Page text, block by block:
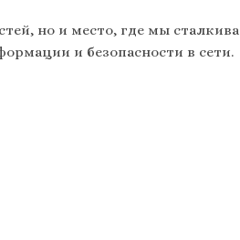
но и место, где мы
и безопасности в сети.